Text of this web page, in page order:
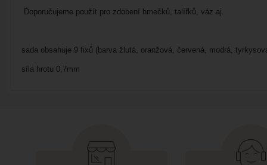
Doporučujeme použít pro zdobení hrnečků, talířků, váz aj.
sada obsahuje 9 fixů (barva žlutá, oranžová, červená, modrá,
síla hrotu 0,7mm